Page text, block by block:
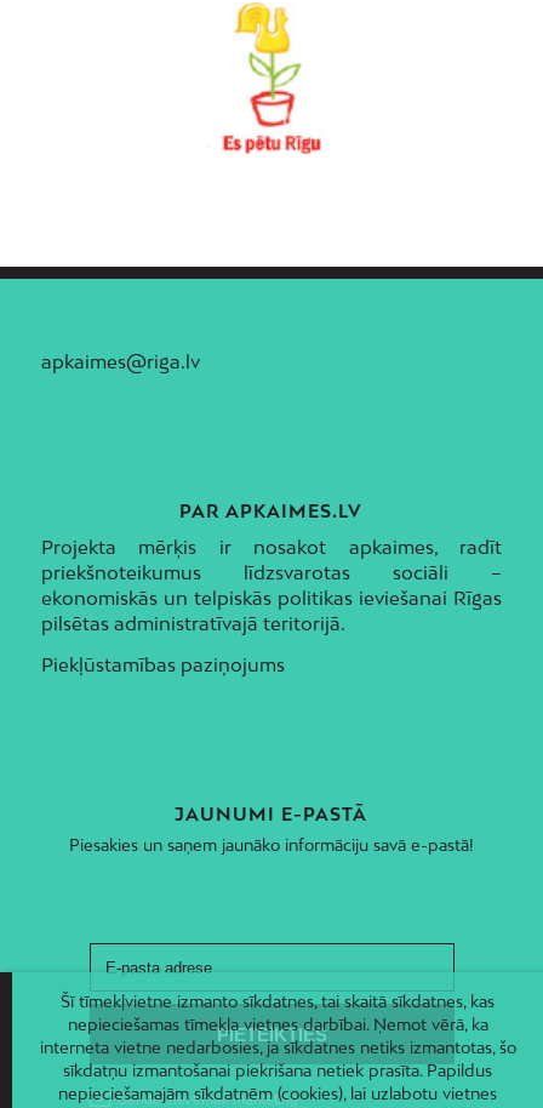
apkaimes@riga.lv
PAR APKAIMES.LV
Projekta mērķis ir nosakot apkaimes, radīt
priekšnoteikumus līdzsvarotas sociāli –
ekonomiskās un telpiskās politikas ieviešanai Rīgas
pilsētas administratīvajā teritorijā.
Piekļūstamības paziņojums
JAUNUMI E-PASTĀ
Piesakies un saņem jaunāko informāciju savā e-pastā!
Šī tīmekļvietne izmanto sīkdatnes, tai skaitā sīkdatnes, kas
nepieciešamas tīmekļa vietnes darbībai. Ņemot vērā, ka
interneta vietne nedarbosies, ja sīkdatnes netiks izmantotas, šo
sīkdatņu izmantošanai piekrišana netiek prasīta. Papildus
nepieciešamajām sīkdatnēm (cookies), lai uzlabotu vietnes